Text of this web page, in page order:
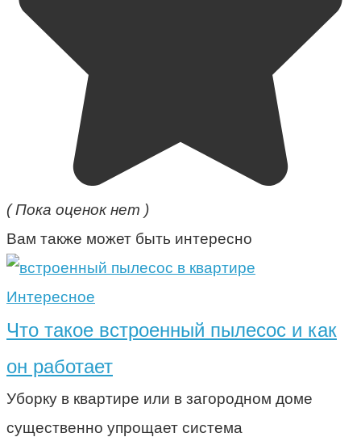
( Пока оценок нет )
Вам также может быть интересно
Интересное
Что такое встроенный пылесос и как
он работает
Уборку в квартире или в загородном доме
существенно упрощает система